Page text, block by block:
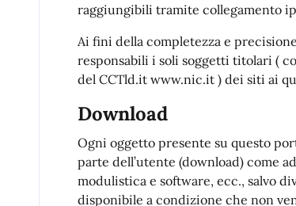
raggiungibili tramite collegamento
Ai fini della completezza e
responsabili i soli soggetti titolari (
del CCTld.it www.nic.it ) dei siti ai
Download
Ogni oggetto presente su questo
parte dell’utente (download) come
modulistica e software, ecc., salvo
disponibile a condizione che non